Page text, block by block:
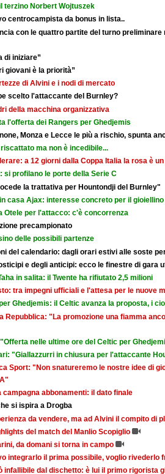
terzino Norbert Wojtuszek
centrocampista da bonus in lista..
con le quattro partite del turno preliminare
di iniziare”
giovani è la priorità”
di Alvini e i nodi di mercato
scelto l'attaccante del Burnley?
della macchina organizzativa
l'offerta dei Rangers per Ghedjemis
Monza e Lecce le più a rischio, spunta
ma non è incedibile...
a 12 giorni dalla Coppa Italia la rosa è
si profilano le porte della Serie C
la trattativa per Hountondji del Burnley"
casa Ajax: interesse concreto per il gioiellino
Otele per l'attacco: c'è concorrenza
precampionato
delle possibili partenze
del calendario: dagli orari estivi alle soste
e degli anticipi: ecco le finestre di gara
in salita: il Twente ha rifiutato 2,5 milioni
tra impegni ufficiali e l'attesa per le nuove
Ghedjemis: il Celtic avanza la proposta, i
Repubblica: "La promozione una fiamma
nelle ultime ore del Celtic per
"Giallazzurri in chiusura per l'attaccante
Sport: "Non snatureremo le nostre idee di
campagna abbonamenti: il dato finale
si ispira a Drogba
da vendere, ma ad Alvini il compito di
del match del Manlio Scopiglio
da domani si torna in campo
integrarlo il prima possibile, voglio rivederlo
infallibile dal dischetto: è lui il primo rigorista